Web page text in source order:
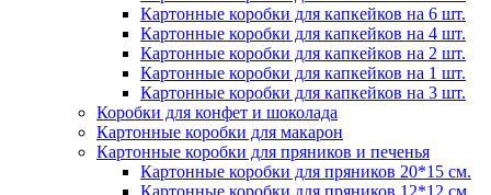
Картонные коробки для капкейков на 6 шт.
Картонные коробки для капкейков на 4 шт.
Картонные коробки для капкейков на 2 шт.
Картонные коробки для капкейков на 1 шт.
Картонные коробки для капкейков на 3 шт.
Коробки для конфет и шоколада
Картонные коробки для макарон
Картонные коробки для пряников и печенья
Картонные коробки для пряников 20*15 см.
Картонные коробки для пряников 12*12 см